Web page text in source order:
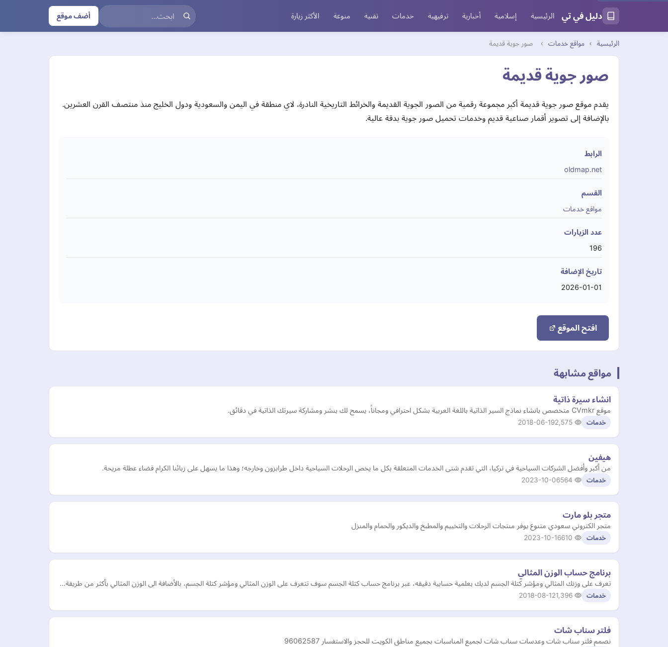
دليل في تي الرئيسية إسلامية أخبارية ترفيهية خدمات تقنية منوعة الأكثر زيارة أضف موقع
الرئيسية › مواقع خدمات › صور جوية قديمة
صور جوية قديمة
يقدم موقع صور جوية قديمة أكبر مجموعة رقمية من الصور الجوية القديمة والخرائط التاريخية النادرة، لاي منطقة في اليمن والسعودية ودول الخليج منذ منتصف القرن العشرين.
بالإضافة إلى تصوير أقمار صناعية قديم وخدمات تحميل صور جوية بدقة عالية.
الرابط
oldmap.net
القسم
مواقع خدمات
عدد الزيارات
196
تاريخ الإضافة
2026-01-01
افتح الموقع
مواقع مشابهة
انشاء سيرة ذاتية
موقع CVmkr متخصص بانشاء نماذج السير الذاتية باللغة العربية بشكل احترافي ومجاناً، يسمح لك بنشر ومشاركة سيرتك الذاتية في دقائق.
خدمات 2018-06-19
هيفين
من أكبر وأفضل الشركات السياحية في تركيا، التي تقدم شتى الخدمات المتعلقة بكل ما يخص الرحلات السياحية داخل طرابزون وخارجه؛ وهذا ما يسهل على زبائنا الكرام قضاء عطلة مريحة.
خدمات 2023-10-06
متجر بلو مارت
متجر الكتروني سعودي متنوع يوفر منتجات الرحلات والتخييم والمطبخ والديكور والحمام والمنزل
خدمات 2023-10-16
برنامج حساب الوزن المثالي
تعرف على وزنك المثالي ومؤشر كتلة الجسم لديك بعلمية حسابية دقيقه، عبر برنامج حساب كتلة الجسم سوف تتعرف على الوزن المثالي ومؤشر كتلة الجسم، بالأضافة الى الوزن المثالي بأكثر من طريقة…
خدمات 2018-08-12
فلتر سناب شات
نصمم فلتر سناب شات وعدسات سناب شات لجميع المناسبات بجميع مناطق الكويت للحجز والاستفسار 96062587